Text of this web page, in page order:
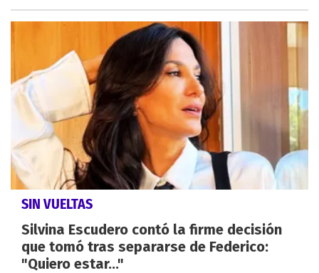
SIN VUELTAS
Silvina Escudero contó la firme decisión
que tomó tras separarse de Federico:
"Quiero estar..."